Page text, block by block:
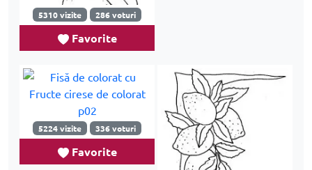
5310 vizite 286 voturi
Favorite
5224 vizite 336 voturi
Favorite